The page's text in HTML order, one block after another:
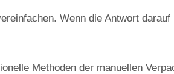
Wenn die Antwort
Methoden der manuellen